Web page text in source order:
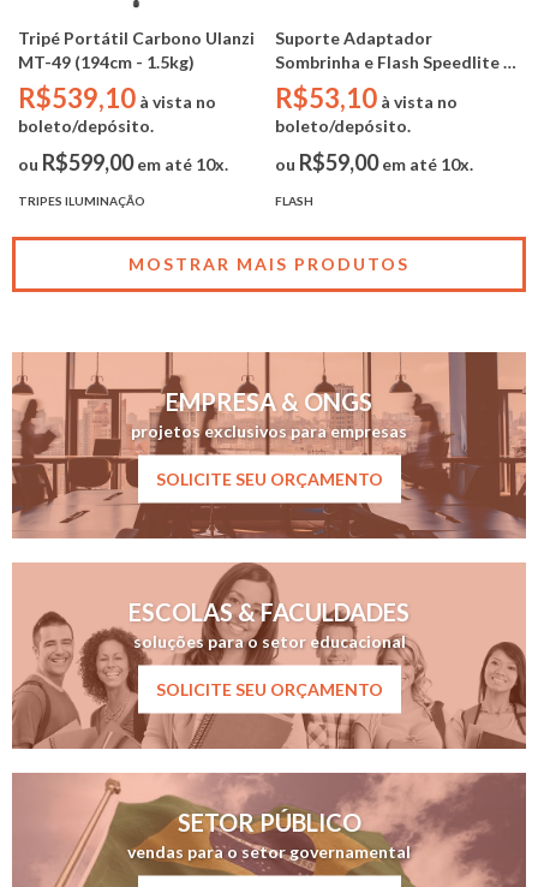
Tripé Portátil Carbono Ulanzi
MT-49 (194cm - 1.5kg)
R$539,10 à vista no
boleto/depósito.
ou R$599,00em até 10x.
TRIPES ILUMINAÇÃO
Suporte Adaptador
Sombrinha e Flash Speedlite S-
02
R$53,10 à vista no
boleto/depósito.
ou R$59,00em até 10x.
FLASH
MOSTRAR MAIS PRODUTOS
EMPRESA & ONGS
projetos exclusivos para empresas
SOLICITE SEU ORÇAMENTO
ESCOLAS & FACULDADES
soluções para o setor educacional
SOLICITE SEU ORÇAMENTO
SETOR PÚBLICO
vendas para o setor governamental